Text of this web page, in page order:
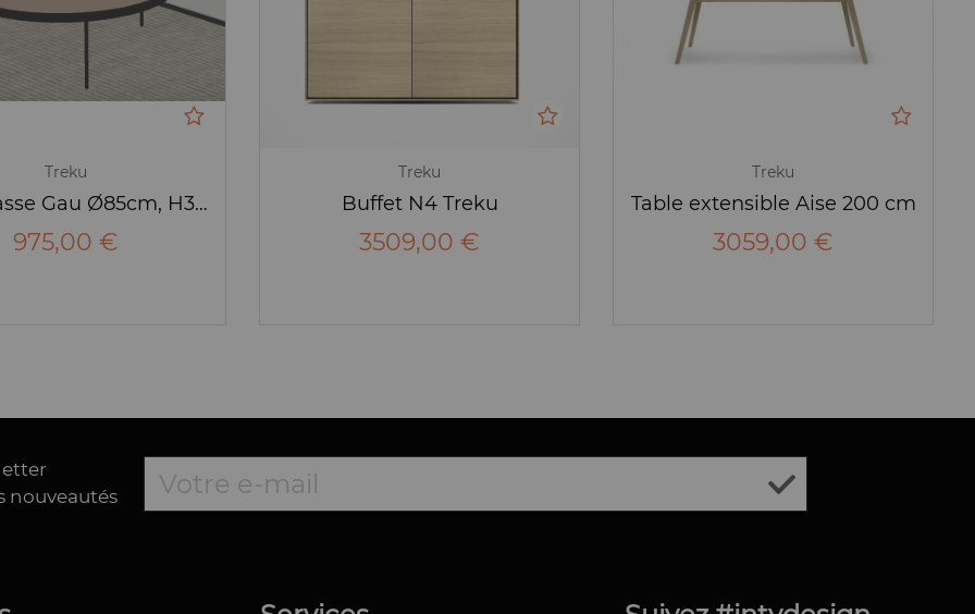
Treku
Table basse Gau Ø85cm, H30cm- Treku
975,00 €
Treku
Buffet N4 Treku
3509,00 €
Treku
Table extensible Aise 200 cm
3059,00 €
nouveautés